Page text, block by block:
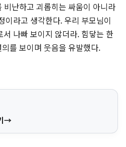
비난하고 괴롭히는 싸움이 아니라
이라고 생각한다. 우리 부모님이
나빠 보이지 않더라. 힘닿는 한
를 보이며 웃음을 유발했다.